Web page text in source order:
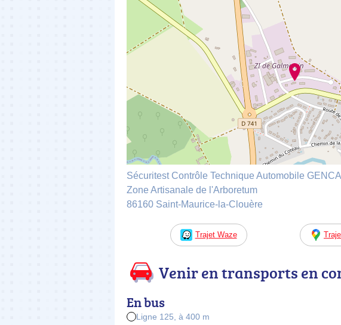
Sécuritest Contrôle Technique Automobile
Zone Artisanale de l'Arboretum
86160 Saint-Maurice-la-Clouère
Trajet Waze
Venir en transports en
En bus
Ligne 125, à 400 m